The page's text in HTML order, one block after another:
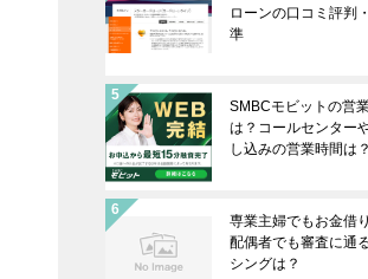
ローンの口コミ評判
準
SMBCモビットの営
は？コールセンター
し込みの営業時間は？
専業主婦でもお金借
配偶者でも審査に通
シングは？